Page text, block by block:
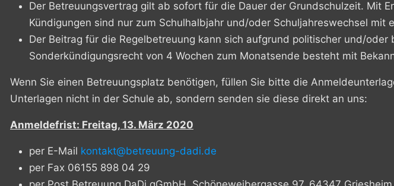
Der Betreuungsvertrag gilt ab sofort für die Dauer der Grundschulzeit. Mit
Kündigungen sind nur zum Schulhalbjahr und/oder Schuljahreswechsel mit
Der Beitrag für die Regelbetreuung kann sich aufgrund politischer und/
Sonderkündigungsrecht von 4 Wochen zum Monatsende besteht mit
Wenn Sie einen Betreuungsplatz benötigen, füllen Sie bitte die
Unterlagen nicht in der Schule ab, sondern senden sie diese direkt an uns:
Anmeldefrist: Freitag, 13. März 2020
per E-Mail kontakt@betreuung-dadi.de
per Fax 06155 898 04 29